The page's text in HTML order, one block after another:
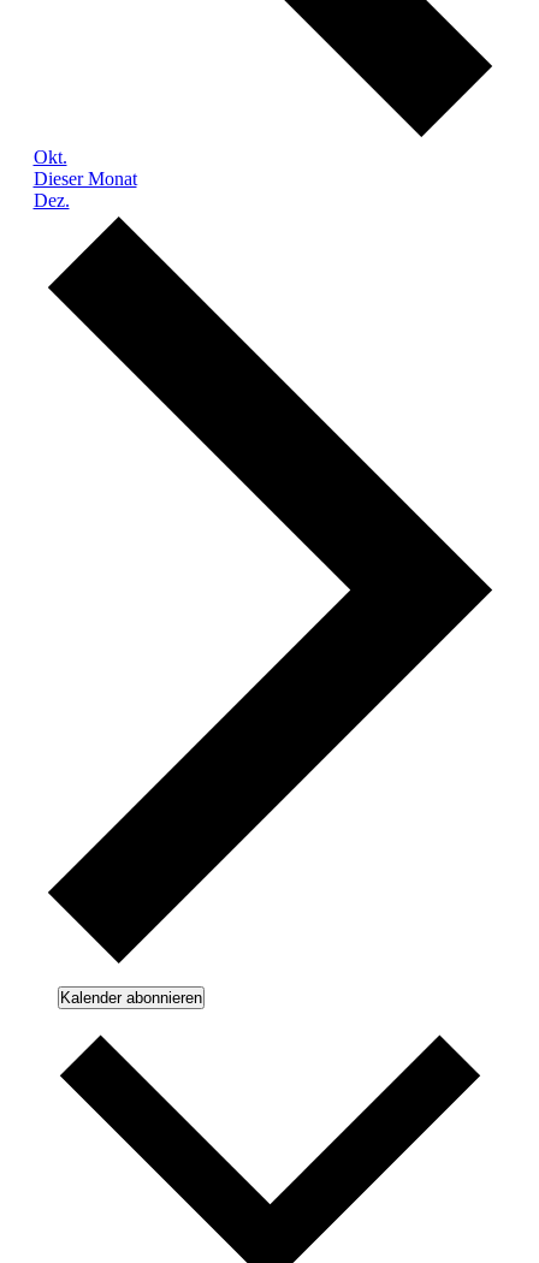
Okt.
Dieser Monat
Dez.
Kalender abonnieren